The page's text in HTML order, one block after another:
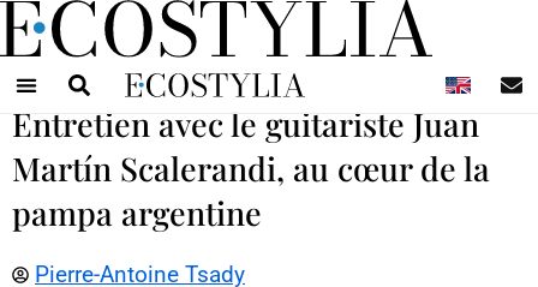
Entretien avec le guitariste Juan
Martín Scalerandi, au cœur de la
pampa argentine
Pierre-Antoine Tsady